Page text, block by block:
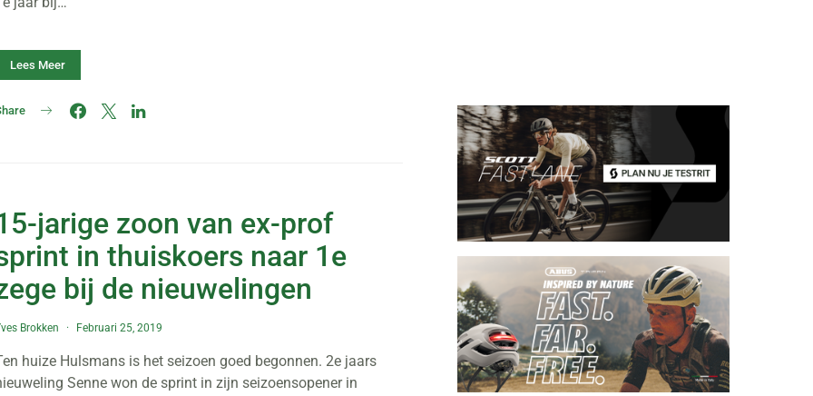
Lees Meer
jarige zoon van ex-prof
in thuiskoers naar 1e
bij de nieuwelingen
Brokken Februari 25, 2019
huize Hulsmans is het seizoen goed begonnen. 2e jaars
Senne won de sprint in zijn seizoensopener in